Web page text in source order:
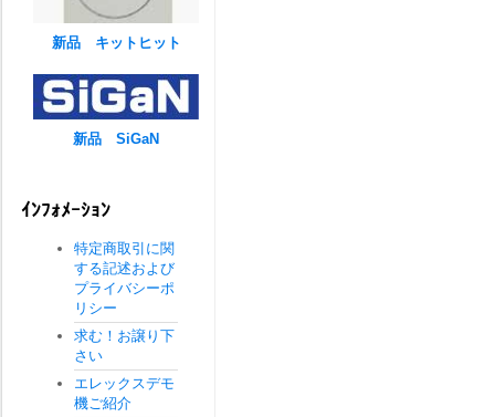
新品 キットヒット
新品 SiGaN
ｲﾝﾌｫﾒｰｼｮﾝ
特定商取引に関
する記述および
プライバシーポ
リシー
求む！お譲り下
さい
エレックスデモ
機ご紹介